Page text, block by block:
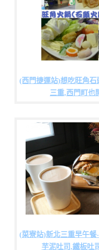
(西門捷運站)想吃旺角
三重,西門町也
(菜寮站)新北三重早午
芋泥吐司,鐵板吐